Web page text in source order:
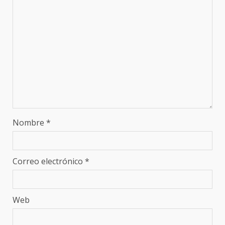
Nombre *
Correo electrónico *
Web